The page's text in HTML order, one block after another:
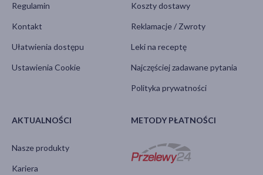
Regulamin
Kontakt
Ułatwienia dostępu
Ustawienia Cookie
Koszty dostawy
Reklamacje / Zwroty
Leki na receptę
Najczęściej zadawane pytania
Polityka prywatności
AKTUALNOŚCI
Nasze produkty
Kariera
METODY PŁATNOŚCI